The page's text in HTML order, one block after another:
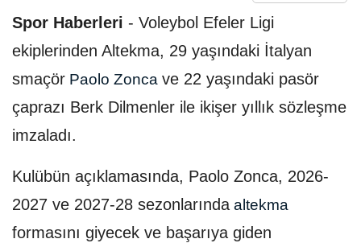
Spor Haberleri - Voleybol Efeler Ligi
ekiplerinden Altekma, 29 yaşındaki İtalyan
smaçör Paolo Zonca ve 22 yaşındaki pasör
çaprazı Berk Dilmenler ile ikişer yıllık sözleşme
imzaladı.
Kulübün açıklamasında, Paolo Zonca, 2026-
2027 ve 2027-28 sezonlarındaaltekma
formasını giyecek ve başarıya giden